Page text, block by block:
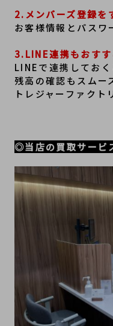
2.メンバーズ登録を
お客様情報とパスワ
3.LINE連携もおすす
LINEで連携してお
残高の確認もスムー
トレジャーファクト
◎当店の買取サービ